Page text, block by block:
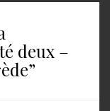
deux –
”